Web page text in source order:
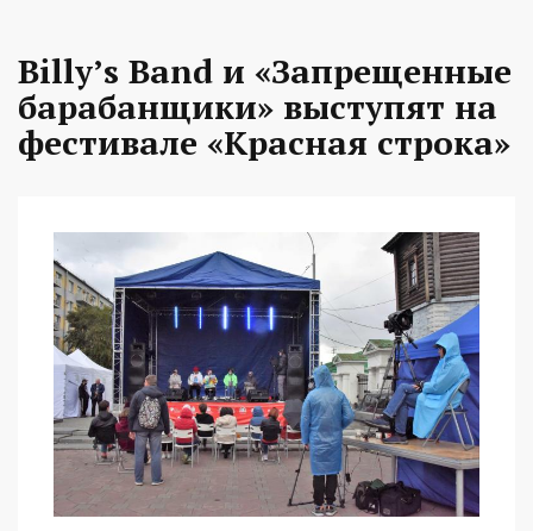
Billy’s Band и «Запрещенные
барабанщики» выступят на
фестивале «Красная строка»